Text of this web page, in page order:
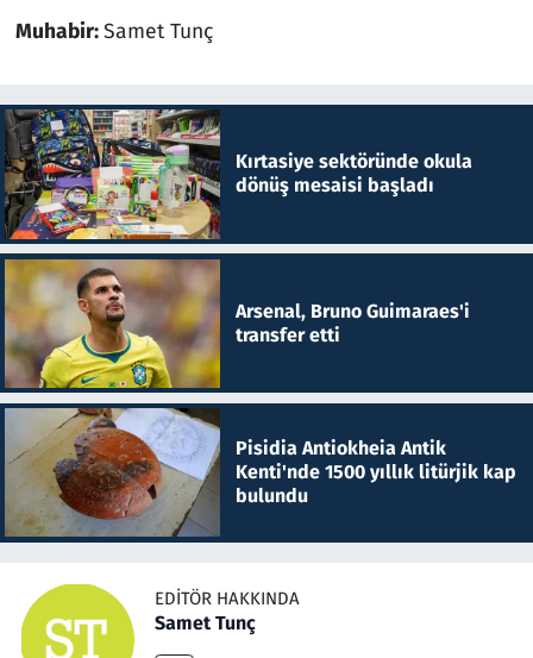
Muhabir:Samet Tunç
Kırtasiye sektöründe okula
dönüş mesaisi başladı
Arsenal, Bruno Guimaraes'i
transfer etti
Pisidia Antiokheia Antik
Kenti'nde 1500 yıllık litürjik kap
bulundu
EDITÖR HAKKINDA
Samet Tunç